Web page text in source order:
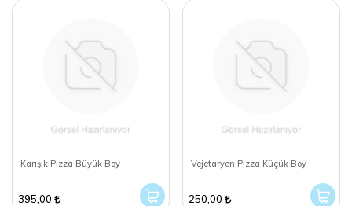
Karışık Pizza Büyük Boy
395,00
Vejetaryen Pizza Küçük Boy
250,00